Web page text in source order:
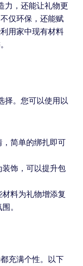
力，还能让礼物更
仅环保，还能赋
用家中现有材料
择。您可以使用以
简单的绑扎即可
饰，可以提升包
料为礼物增添复
。
充满个性。以下